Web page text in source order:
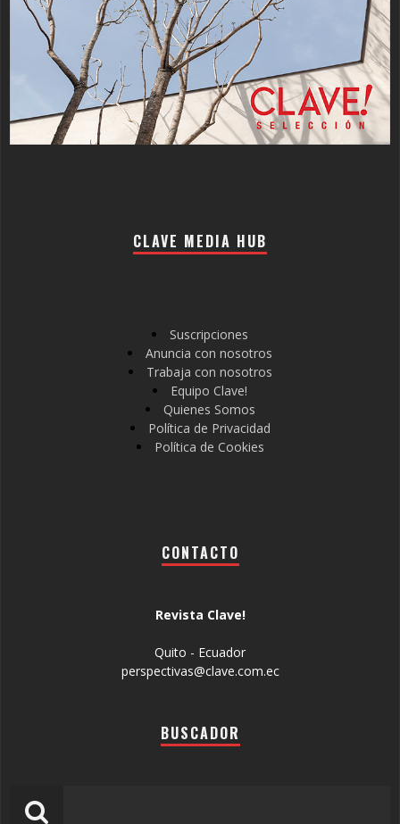
CLAVE MEDIA HUB
Suscripciones
Anuncia con nosotros
Trabaja con nosotros
Equipo Clave!
Quienes Somos
Política de Privacidad
Política de Cookies
CONTACTO
Revista Clave!
Quito - Ecuador
perspectivas@clave.com.ec
BUSCADOR